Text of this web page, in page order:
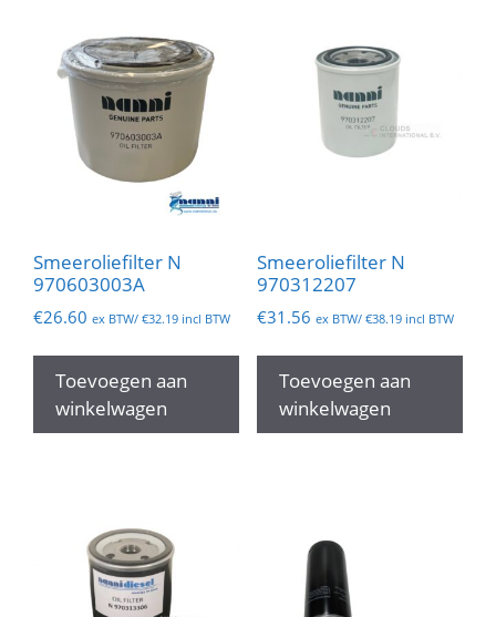
Smeeroliefilter N
970603003A
€26.60 ex BTW/ €32.19 incl BTW
Toevoegen aan
winkelwagen
Smeeroliefilter N
970312207
€31.56 ex BTW/ €38.19incl BTW
Toevoegen aan
winkelwagen